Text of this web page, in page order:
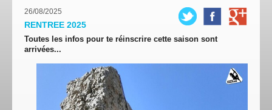
26/08/2025
RENTREE 2025
Toutes les infos pour te réinscrire cette saison sont
arrivées...